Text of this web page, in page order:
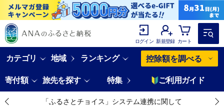
ログイン 新規登録 カート
カテゴリ 地域 ランキング 控除額を調べる
寄付額 旅先を探す 特集 ご利用ガイド
「ふるさとチョイス」システム連携に関して